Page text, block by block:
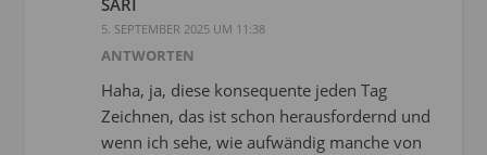
SARI
5. SEPTEMBER 2025 UM 11:38
ANTWORTEN
Haha, ja, diese konsequente jeden Tag
Zeichnen, das ist schon herausfordernd und
wenn ich sehe, wie aufwändig manche von